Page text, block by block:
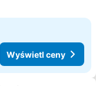
Wyświetl ceny